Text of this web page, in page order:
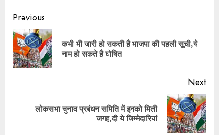
Continue
Reading
Previous
कभी भी जारी हो सकती है भाजपा की पहली सूची,ये
नाम हो सकते है घोषित
Next
लोकसभा चुनाव प्रबंधन समिति में इनको मिली
जगह,दी ये जिम्मेदारियां